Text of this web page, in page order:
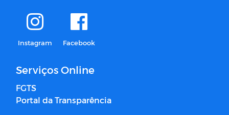
Instagram Facebook
Serviços Online
FGTS
Portal da Transparência